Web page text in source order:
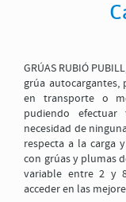
*Código de
Para que sea posible el
protección de datos
,
ENVIAR
GRÚAS RUBIÓ
grúa autocargantes,
en transporte o
pudiendo efectuar
necesidad de
respecta a la carga
con grúas y plumas
variable entre 2 y
acceder en las